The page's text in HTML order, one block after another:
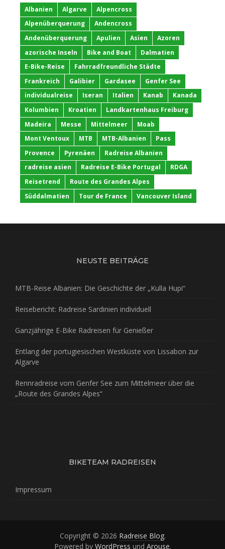
Albanien Algarve
Alpencross
Alpenüberquerung
Andencross
Andenüberquerung
Apulien Asien
Azoren
azorische Inseln
Bike and Boat
Dalmatien
E-Bike-Reise
Fahrradfreundliche Städte
Frankreich
Galibier Gardasee
Genfer See
individualreise
Iseran Italien Kanab
Kanada
Kolumbien
Kroatien
Landkartenhaus Freiburg
Madeira
Messe Mittelmeer
Moab
Mont Ventoux
MTB MTB-Albanien
Pass
Provence
Pyrenäen
Radreise Albanien
radreise asien
Radreise E-Bike Portugal
RDGA
Reisetrend
Route des Grandes Alpes
Süddalmatien
Tour de France Vancouver Island
NEUSTE BEITRÄGE
MTB-Reise Albanien: Die Geschichte der „Kulla Hupi“
Reisebericht: Radreise Sardinien individuell
Ganzjährige E-Bike Radreisen für Genießer
Entlang der portugiesischen Westküste von Lissabon zur
Algarve
Rennradreise vom Genfer See zum Mittelmeer über die
„Route des Grandes Alpes“
BIKETEAM RADREISEN
Impressum
Copyright © 2026 Radreise Blog.
Powered by WordPress und Arouse.